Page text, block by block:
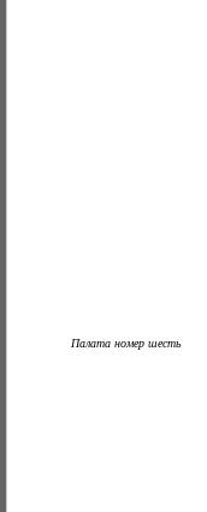
Палата номер шесть